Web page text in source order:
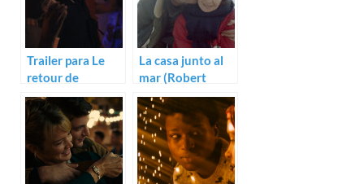
Trailer para Le
retour de
Catherine Corsini
La casa junto al
mar (Robert
Guédiguian)